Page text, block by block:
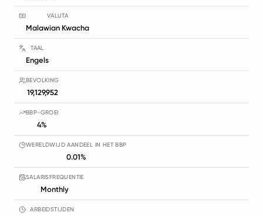
VALUTA
Malawian Kwacha
TAAL
Engels
BEVOLKING
19,129,952
BBP-GROEI
4%
WERELDWIJD AANDEEL IN HET BBP
0.01%
SALARISFREQUENTIE
Monthly
ARBEIDSTIJDEN